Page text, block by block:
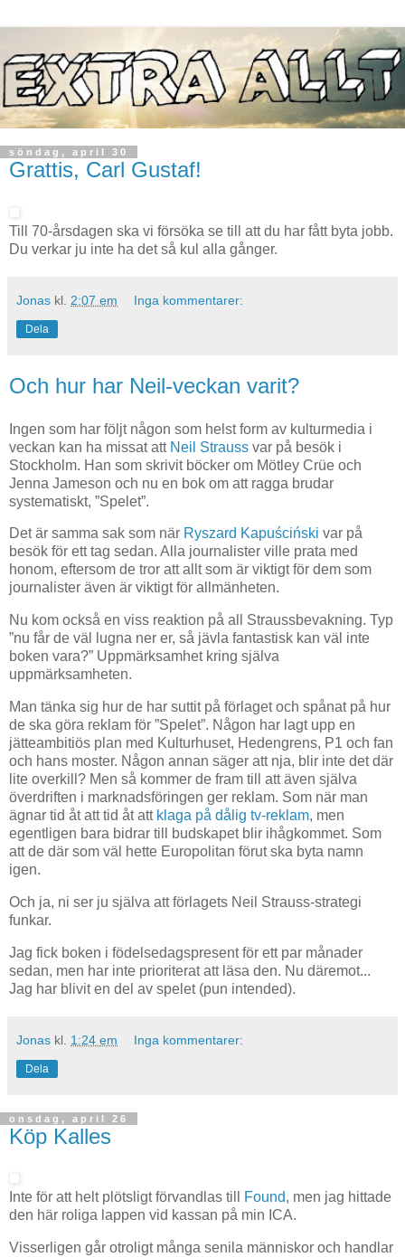
söndag, april 30
Grattis, Carl Gustaf!
Till 70-årsdagen ska vi försöka se till att du har fått byta jobb.
Du verkar ju inte ha det så kul alla gånger.
Jonas kl. 2:07 em Inga kommentarer:
Dela
Och hur har Neil-veckan varit?
Ingen som har följt någon som helst form av kulturmedia i
veckan kan ha missat att Neil Strauss var på besök i
Stockholm. Han som skrivit böcker om Mötley Crüe och
Jenna Jameson och nu en bok om att ragga brudar
systematiskt, ”Spelet”.
Det är samma sak som när Ryszard Kapuściński var på
besök för ett tag sedan. Alla journalister ville prata med
honom, eftersom de tror att allt som är viktigt för dem som
journalister även är viktigt för allmänheten.
Nu kom också en viss reaktion på all Straussbevakning. Typ
”nu får de väl lugna ner er, så jävla fantastisk kan väl inte
boken vara?” Uppmärksamhet kring själva
uppmärksamheten.
Man tänka sig hur de har suttit på förlaget och spånat på hur
de ska göra reklam för ”Spelet”. Någon har lagt upp en
jätteambitiös plan med Kulturhuset, Hedengrens, P1 och fan
och hans moster. Någon annan säger att nja, blir inte det där
lite overkill? Men så kommer de fram till att även själva
överdriften i marknadsföringen ger reklam. Som när man
ägnar tid åt att tid åt att klaga på dålig tv-reklam, men
egentligen bara bidrar till budskapet blir ihågkommet. Som
att de där som väl hette Europolitan förut ska byta namn
igen.
Och ja, ni ser ju själva att förlagets Neil Strauss-strategi
funkar.
Jag fick boken i födelsedagspresent för ett par månader
sedan, men har inte prioriterat att läsa den. Nu däremot...
Jag har blivit en del av spelet (pun intended).
Jonas kl. 1:24 em Inga kommentarer:
Dela
onsdag, april 26
Köp Kalles
Inte för att helt plötsligt förvandlas till Found, men jag hittade
den här roliga lappen vid kassan på min ICA.
Visserligen går otroligt många senila människor och handlar